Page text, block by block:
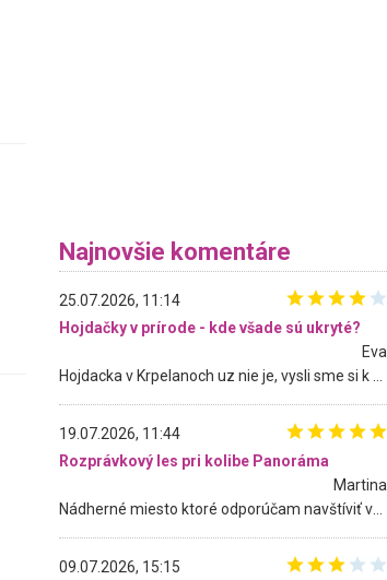
Najnovšie komentáre
25.07.2026, 11:14
Hojdačky v prírode - kde všade sú ukryté?
Eva
19.07.2026, 11:44
Rozprávkový les pri kolibe Panoráma
Martina
09.07.2026, 15:15